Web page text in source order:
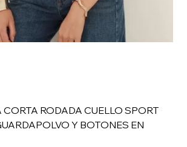
RODADA CUELLO SPORT
Y BOTONES EN